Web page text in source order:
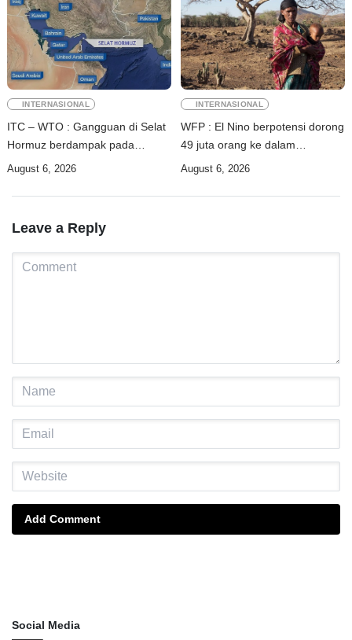
INTERNASIONAL
ITC – WTO : Gangguan di Selat
Hormuz berdampak pada
perdagangan energi, pupuk, dan
August 6, 2026
INTERNASIONAL
WFP : El Nino berpotensi dorong
49 juta orang ke dalam
kerawanan pangan akut
August 6, 2026
Leave a Reply
Add Comment
Social Media